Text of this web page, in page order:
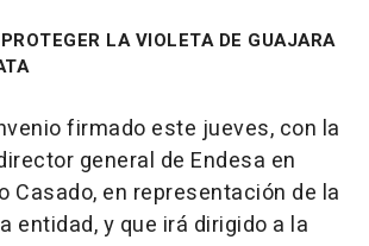
LA VIOLETA DE GUAJARA
firmado este jueves, con la
general de Endesa en
Casado, en representación de la
entidad, y que irá dirigido a la